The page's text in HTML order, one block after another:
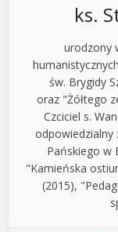
ks.
urodzony
św. Brygidy
oraz "Żółtego
Czciciel s.
odpowiedzialny
Pańskiego w
"Kamieńska
(2015),